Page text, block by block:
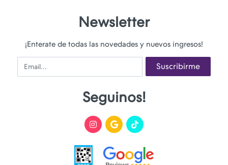
Newsletter
¡Enterate de todas las novedades y nuevos ingresos!
Email Suscribirme
Seguinos!